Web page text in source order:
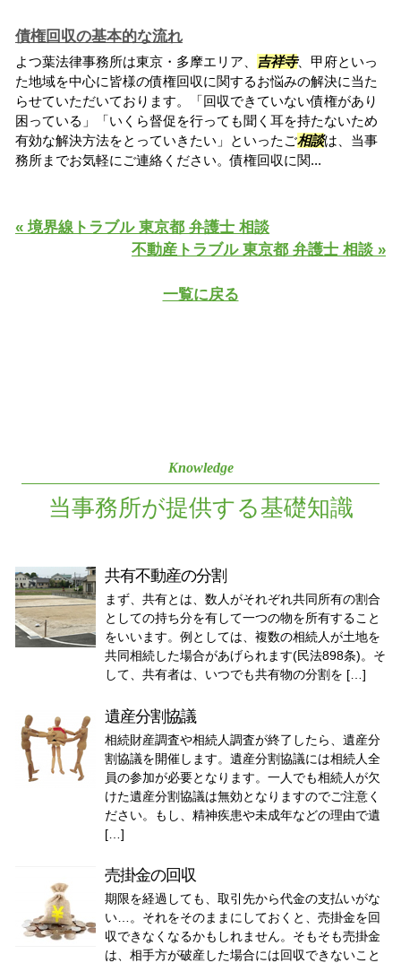
債権回収の基本的な流れ
よつ葉法律事務所は東京・多摩エリア、 吉祥寺、甲府といっ
た地域を中心に皆様の債権回収に関するお悩みの解決に当た
らせていただいております。「回収できていない債権があり
困っている」「いくら督促を行っても聞く耳を持たないため
有効な解決方法をとっていきたい」といったご相談は、当事
務所までお気軽にご連絡ください。債権回収に関...
« 境界線トラブル 東京都 弁護士 相談
不動産トラブル 東京都 弁護士 相談 »
一覧に戻る
Knowledge
当事務所が提供する基礎知識
共有不動産の分割
まず、共有とは、数人がそれぞれ共同所有の割合
としての持ち分を有して一つの物を所有すること
をいいます。例としては、複数の相続人が土地を
共同相続した場合があげられます(民法898条)。そ
して、共有者は、いつでも共有物の分割を […]
遺産分割協議
相続財産調査や相続人調査が終了したら、遺産分
割協議を開催します。遺産分割協議には相続人全
員の参加が必要となります。一人でも相続人が欠
けた遺産分割協議は無効となりますのでご注意く
ださい。もし、精神疾患や未成年などの理由で遺
[…]
売掛金の回収
期限を経過しても、取引先から代金の支払いがな
い…。それをそのままにしておくと、売掛金を回
収できなくなるかもしれません。そもそも売掛金
は、相手方が破産した場合には回収できないこと